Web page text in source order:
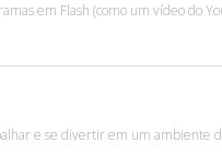
em Flash (como um vídeo do
e se divertir em um ambiente